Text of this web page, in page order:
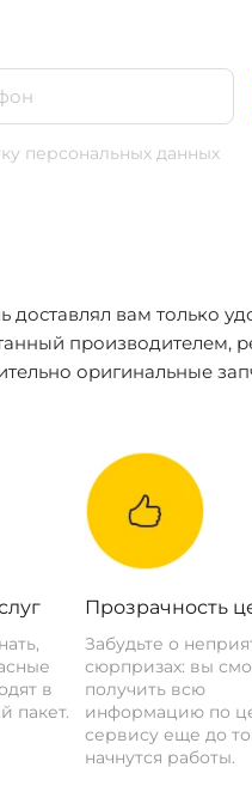
персональных данных
вам только
производителем,
оригинальные
в
пакет.
Прозрачность
Забудьте о
сюрпризах: вы
получить всю
информацию по
сервису еще до
начнутся работы.